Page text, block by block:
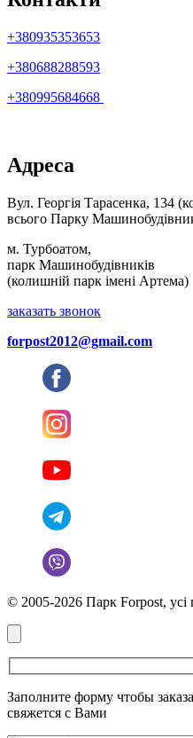
+380935353653
+380688288593
+380995684668
Адреса
Вул. Георгія Тарасенка, 134
всього Парку
м. Турбоатом,
парк Машинобудівників
(колишній парк імені Артема)
заказать звонок
forpost2012@gmail.com
© 2005-2026 Парк Forpost, усі
Заполните форму чтобы
свяжется с Вами